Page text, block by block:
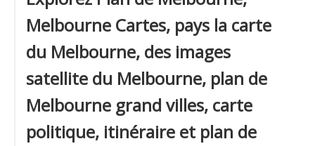
Melbourne Cartes, pays la carte
du Melbourne, des images
satellite du Melbourne, plan de
Melbourne grand villes, carte
politique, itinéraire et plan de